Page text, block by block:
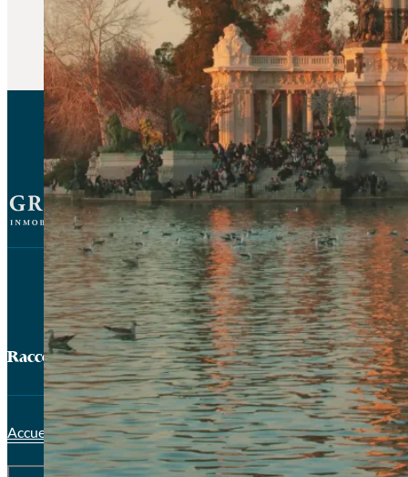
Raccourcis
AccueilServicesL’histoireL’équipe
Légal
Politique en matière de médias